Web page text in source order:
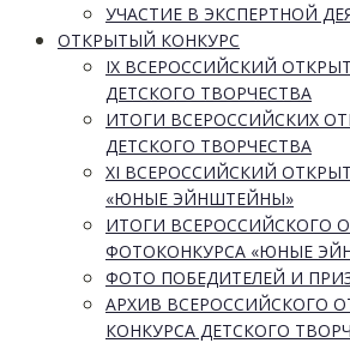
УЧАСТИЕ В ЭКСПЕРТНОЙ
ОТКРЫТЫЙ КОНКУРС
IX ВСЕРОССИЙСКИЙ
ДЕТСКОГО ТВОРЧЕСТВА
ИТОГИ ВСЕРОССИЙСКИХ
ДЕТСКОГО ТВОРЧЕСТВА
XI ВСЕРОССИЙСКИЙ
«ЮНЫЕ ЭЙНШТЕЙНЫ»
ИТОГИ ВСЕРОССИЙСКОГО
ФОТОКОНКУРСА «ЮНЫЕ
ФОТО ПОБЕДИТЕЛЕЙ И
АРХИВ ВСЕРОССИЙСКОГО
КОНКУРСА ДЕТСКОГО